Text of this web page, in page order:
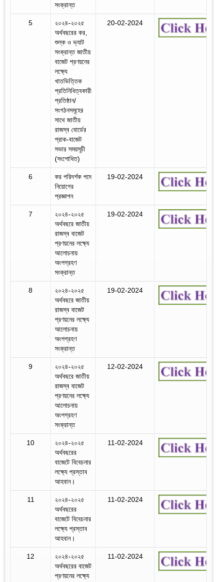
সংক্রান্ত
5
২০২৪-২০২৫
অর্থবছরের কর,
শুল্ক ও ভ্যাট
সংক্রান্ত জাতীয়
বাজেট প্রণয়নের
লক্ষ্যে
খাতভিত্তিক
প্রতিনিধিত্বকারী
প্রতিষ্ঠান/
সংগঠনসমূহের
সাথে জাতীয়
রাজস্ব বোর্ডের
প্রাক-বাজেট
সভার সময়সূচী
(সংশোধিত)
20-02-2024
6
কর পরিদর্শক পদে
নিয়োগের
প্রজ্ঞাপন
19-02-2024
7
২০২৪-২০২৫
অর্থবছরে জাতীয়
রাজস্ব বাজেট
প্রণয়নের লক্ষ্যে
আলোচনায়
অংশগ্রহণ
সংক্রান্ত
19-02-2024
8
২০২৪-২০২৫
অর্থবছরে জাতীয়
রাজস্ব বাজেট
প্রণয়নের লক্ষ্যে
আলোচনায়
অংশগ্রহণ
সংক্রান্ত
19-02-2024
9
২০২৪-২০২৫
অর্থবছরে জাতীয়
রাজস্ব বাজেট
প্রণয়নের লক্ষ্যে
আলোচনায়
অংশগ্রহণ
সংক্রান্ত
12-02-2024
10
২০২৪-২০২৫
অর্থবছরের
বাজেটে বিবেচনার
লক্ষ্যে প্রস্তাব
আহবান।
11-02-2024
11
২০২৪-২০২৫
অর্থবছরের
বাজেটে বিবেচনার
লক্ষ্যে প্রস্তাব
আহবান।
11-02-2024
12
২০২৪-২০২৫
অর্থবছরের বাজেট
প্রণয়নের লক্ষ্যে
11-02-2024